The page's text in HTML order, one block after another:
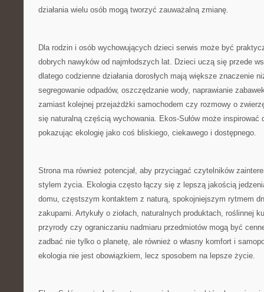
działania wielu osób mogą tworzyć zauważalną zmianę.
Dla rodzin i osób wychowujących dzieci serwis może być
dobrych nawyków od najmłodszych lat. Dzieci uczą się przede
dlatego codzienne działania dorosłych mają większe znaczenie
segregowanie odpadów, oszczędzanie wody, naprawianie
zamiast kolejnej przejażdżki samochodem czy rozmowy o
się naturalną częścią wychowania. Ekos-Sułów może inspirować
pokazując ekologię jako coś bliskiego, ciekawego i dostępnego.
Strona ma również potencjał, aby przyciągać czytelników
stylem życia. Ekologia często łączy się z lepszą jakością
domu, częstszym kontaktem z naturą, spokojniejszym rytmem
zakupami. Artykuły o ziołach, naturalnych produktach, roślinnej
przyrody czy ograniczaniu nadmiaru przedmiotów mogą być
zadbać nie tylko o planetę, ale również o własny komfort i
ekologia nie jest obowiązkiem, lecz sposobem na lepsze życie.